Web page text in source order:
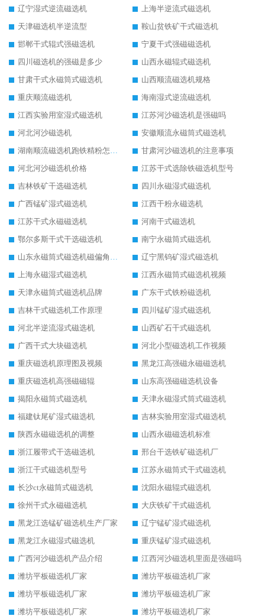
辽宁湿式逆流磁选机
上海半逆流式磁选机
天津磁选机半逆流型
鞍山贫铁矿干式磁选机
邯郸干式辊式强磁选机
宁夏干式强磁磁选机
四川磁选机的强磁是多少
山西永磁辊式磁选机
甘肃干式永磁筒式磁选机
山西顺流磁选机规格
重庆顺流磁选机
海南湿式逆流磁选机
江西实验用室湿式磁选机
江苏河沙磁选机是强磁吗
河北河沙磁选机
安徽顺流永磁筒式磁选机
湖南顺流磁选机跑铁精粉怎么处理
甘肃河沙磁选机的注意事项
河北河沙磁选机价格
江苏干式选除铁磁选机型号
吉林铁矿干选磁选机
四川永磁湿式磁选机
广西锰矿湿式磁选机
江西干粉永磁选机
江苏干式永磁磁选机
河南干式磁选机
鄂尔多斯干式干选磁选机
南宁永磁筒式磁选机
山东永磁筒式磁选机磁偏角怎么调整
辽宁黑钨矿湿式磁选机
上海永磁湿式磁选机
江西永磁筒式磁选机视频
天津永磁筒式磁选机品牌
广东干式铁粉磁选机
吉林干式磁选机工作原理
四川锰矿湿式磁选机
河北半逆流湿式磁选机
山西矿石干式磁选机
广西干式大块磁选机
河北小型磁选机工作视频
重庆磁选机原理图及视频
黑龙江高强磁永磁磁选机
重庆磁选机高强磁磁辊
山东高强磁磁选机设备
揭阳永磁筒式磁选机
天津永磁湿式筒式磁选机
福建钛尾矿湿式磁选机
吉林实验用室湿式磁选机
陕西永磁磁选机的调整
山西永磁磁选机标准
浙江履带式干选磁选机
邢台干选铁矿磁选机厂
浙江干式磁选机型号
江苏永磁筒式干式磁选机
长沙ct永磁筒式磁选机
沈阳永磁辊式磁选机
徐州干式永磁磁选机
大庆铁矿干式磁选机
黑龙江选锰矿磁选机生产厂家
辽宁锰矿湿式磁选机
黑龙江永磁湿式磁选机
重庆锰矿湿式磁选机
广西河沙磁选机产品介绍
江西河沙磁选机里面是强磁吗
潍坊平板磁选机厂家
潍坊平板磁选机厂家
潍坊平板磁选机厂家
潍坊平板磁选机厂家
潍坊平板磁选机厂家
潍坊平板磁选机厂家